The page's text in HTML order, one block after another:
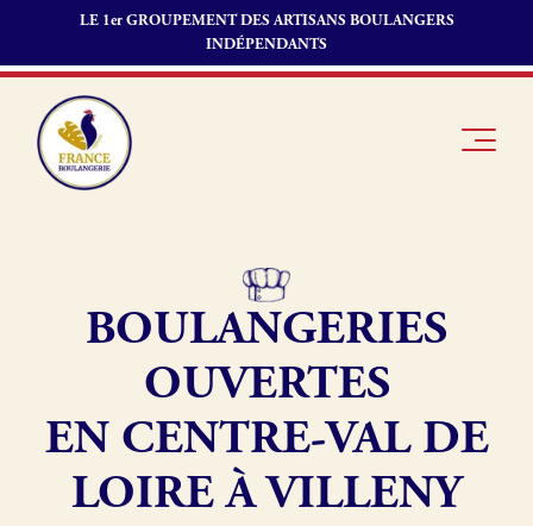
LE 1er GROUPEMENT DES ARTISANS BOULANGERS
INDÉPENDANTS
Je suis
Je découvre
Boulangerie
Pourquoi
adhérer à
Offres
Fonds de
Actualités
Je suis
BOULANGERIES
OUVERTES
EN CENTRE-VAL DE
LOIRE À VILLENY